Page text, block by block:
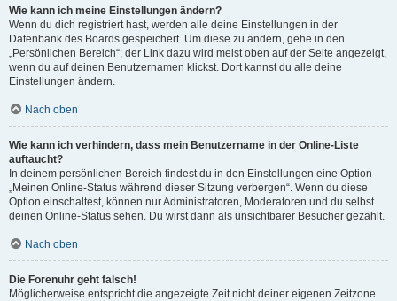
Wie kann ich meine Einstellungen ändern?
Wenn du dich registriert hast, werden alle deine Einstellungen in der
Datenbank des Boards gespeichert. Um diese zu ändern, gehe in den
„Persönlichen Bereich“; der Link dazu wird meist oben auf der Seite angezeigt,
wenn du auf deinen Benutzernamen klickst. Dort kannst du alle deine
Einstellungen ändern.
Nach oben
Wie kann ich verhindern, dass mein Benutzername in der Online-Liste
auftaucht?
In deinem persönlichen Bereich findest du in den Einstellungen eine Option
„Meinen Online-Status während dieser Sitzung verbergen“. Wenn du diese
Option einschaltest, können nur Administratoren, Moderatoren und du selbst
deinen Online-Status sehen. Du wirst dann als unsichtbarer Besucher gezählt.
Nach oben
Die Forenuhr geht falsch!
Möglicherweise entspricht die angezeigte Zeit nicht deiner eigenen Zeitzone.